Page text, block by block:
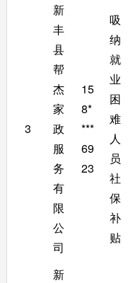
3
新
丰
县
帮
杰
家
政
服
务
有
限
公
司
15
8*
***
69
23
吸
纳
就
业
困
难
人
员
社
保
补
贴
新